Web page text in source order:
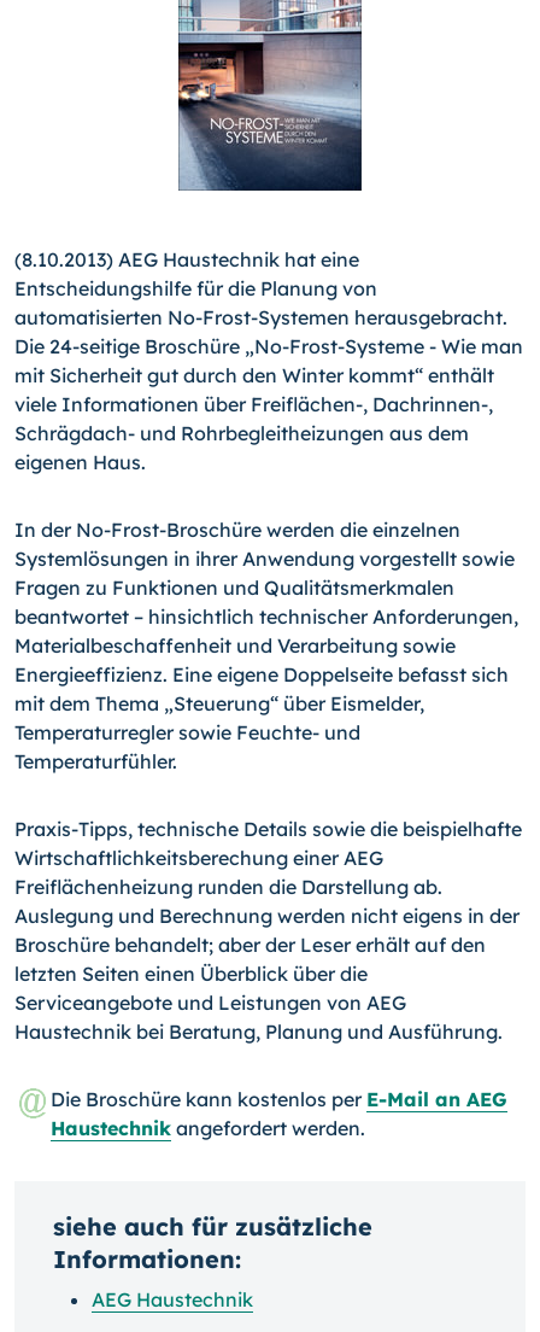
(8.10.2013) AEG Haustechnik hat eine
Entscheidungshilfe für die Planung von
automatisierten No-Frost-Systemen heraus­gebracht.
Die 24-seitige Broschüre „No-Frost-Systeme - Wie man
mit Sicherheit gut durch den Winter kommt“ enthält
viele Informationen über Freiflächen-, Dachrinnen-,
Schrägdach- und Rohrbegleitheizungen aus dem
eigenen Haus.
In der No-Frost-Broschüre werden die einzelnen
Systemlösun­gen in ihrer Anwendung vorgestellt sowie
Fragen zu Funktionen und Qualitätsmerkmalen
beantwortet – hinsichtlich technischer Anforderungen,
Materialbeschaffenheit und Verarbeitung sowie
Energieeffizienz. Eine eigene Doppelseite befasst sich
mit dem Thema „Steuerung“ über Eismelder,
Temperaturregler sowie Feuchte- und
Temperaturfühler.
Praxis-Tipps, technische Details sowie die beispielhafte
Wirtschaftlichkeitsberechung einer AEG
Freiflächenheizung runden die Darstellung ab.
Auslegung und Berechnung werden nicht eigens in der
Broschüre behandelt; aber der Leser erhält auf den
letzten Seiten einen Überblick über die
Serviceangebote und Leistungen von AEG
Haustechnik bei Beratung, Planung und Ausführung.
Die Broschüre kann kostenlos per E-Mail an AEG
Haustechnik angefordert werden.
siehe auch für zusätzliche
Informationen:
AEG Haustechnik